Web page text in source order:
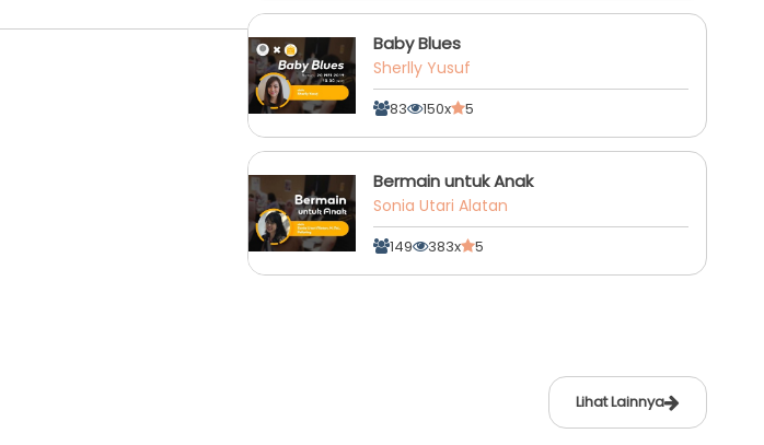
Baby Blues
Sherlly Yusuf
83 150x 5
Bermain untuk Anak
Sonia Utari Alatan
149 383x 5
Lihat Lainnya